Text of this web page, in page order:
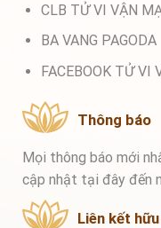
CLB TỬ VI VẬN
BA VANG PAGODA
FACEBOOK TỬ VI
Thông báo
Mọi thông báo mới
cập nhật tại đây đến
Liên kết